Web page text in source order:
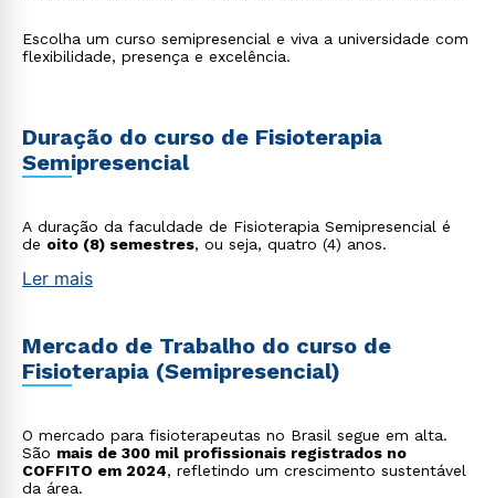
Escolha um curso semipresencial e viva a universidade com
flexibilidade, presença e excelência.
Duração do curso de Fisioterapia
Semipresencial
A duração da faculdade de Fisioterapia Semipresencial é
de oito (8) semestres, ou seja, quatro (4) anos.
Ler mais
Mercado de Trabalho do curso de
Fisioterapia (Semipresencial)
O mercado para fisioterapeutas no Brasil segue em alta.
São mais de 300 mil profissionais registrados no
COFFITO em 2024, refletindo um crescimento sustentável
da área.